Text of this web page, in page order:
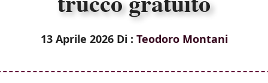
13 Aprile 2026 Di : Teodoro Montani